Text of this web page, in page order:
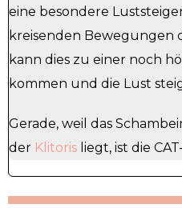
eine besondere
kreisenden Bewegungen
kann dies zu einer noch
kommen und die Lust
Gerade, weil das
der Klitoris liegt, ist die